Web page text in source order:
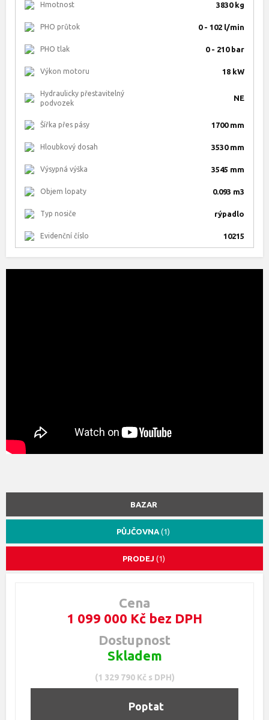
Hmotnost 3830 kg
PHO průtok 0 - 102 l/min
PHO tlak 0 - 210 bar
Výkon motoru 18 kW
Hydraulicky přestavitelný
podvozek
NE
Šířka přes pásy 1700 mm
Hloubkový dosah 3530 mm
Výsypná výška 3545 mm
Objem lopaty 0.093 m3
Typ nosiče rýpadlo
Evidenční číslo 10215
BAZAR
PŮJČOVNA (1)
PRODEJ (1)
Cena
1 099 000 Kč bez DPH
Dostupnost
Skladem
(1 329 790 Kč s DPH)
Poptat